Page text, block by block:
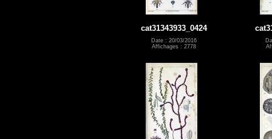
cat31343933_0424
Date : 20/03/2016
Affichages : 2778